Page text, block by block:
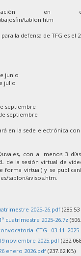
en
tablon.htm
la defensa de TFG es el
junio
julio
septiembre
septiembre
en la sede electrónica
con al menos 3
de la sesión virtual de
forma virtual) y se
tablon/avisos.htm.
2025-26.pdf(285.53
cuatrimestre 2025-26.7z
03-
noviembre 2025.pdf
enero 2026.pdf (237.62 KB)